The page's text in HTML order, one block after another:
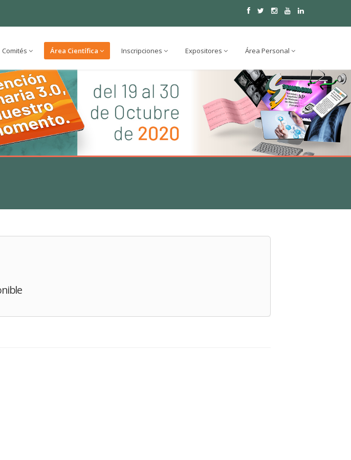
Comités Área Científica Inscripciones Expositores Área Personal